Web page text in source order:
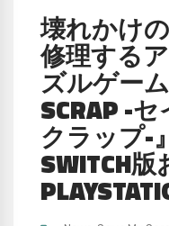
壊れかけ
修理する
ズルゲー
SCRAP -
クラップ-
SWITCH